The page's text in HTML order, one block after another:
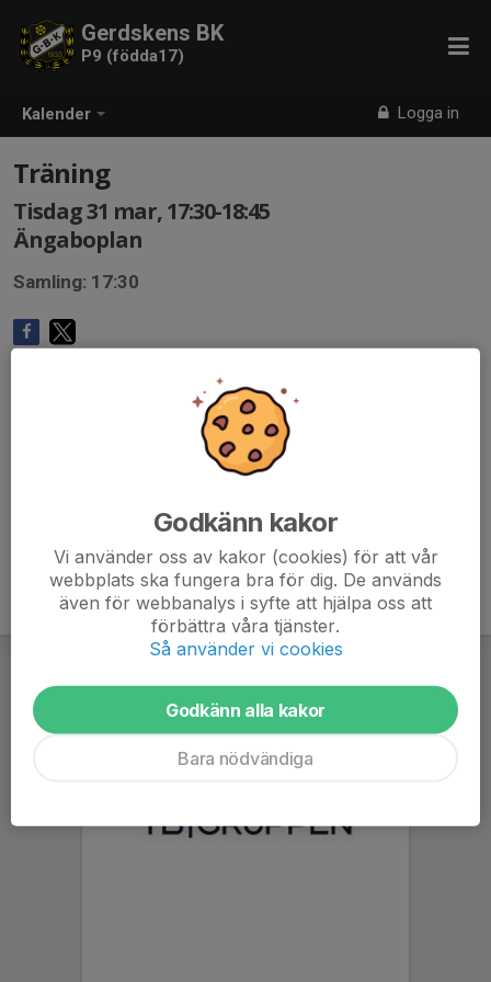
Kalender Logga in
Gerdskens BK
P9 (födda17)
Träning
Tisdag 31 mar, 17:30-18:45
Ängaboplan
Samling: 17:30
Godkänn kakor
Vi använder oss av kakor (cookies) för att vår
webbplats ska fungera bra för dig. De används
även för webbanalys i syfte att hjälpa oss att
förbättra våra tjänster.
Så använder vi cookies
Godkänn alla kakor
Bara nödvändiga